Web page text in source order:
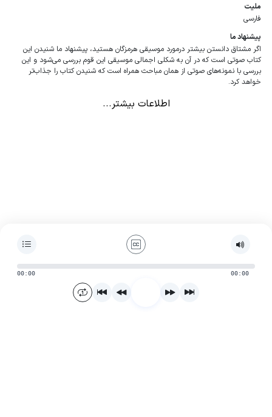
ملیت
فارسی
پیشنهاد ما
اگر مشتاق دانستن بیشتر درمورد موسیقی هرمزگان هستید، پیشنهاد ما شنیدن این
کتاب صوتی است که در آن به شکلی اجمالی موسیقی این قوم بررسی می‌شود و این
بررسی با نمونه‌های صوتی از همان مباحث همراه است که شنیدن کتاب را جذاب‌تر
خواهد کرد.
اطلاعات بیشتر...
00:00 00:00